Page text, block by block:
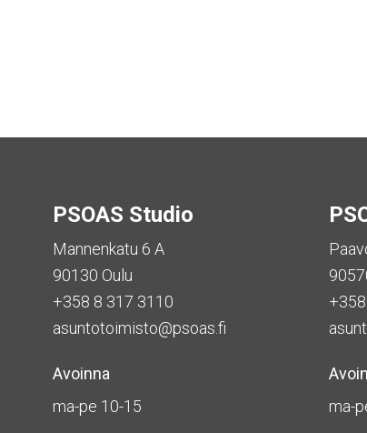
PSOAS Studio
Mannenkatu 6 A
90130 Oulu
+358 8 317 3110
asuntotoimisto@psoas.fi
Avoinna
ma-pe 10-15
ma-